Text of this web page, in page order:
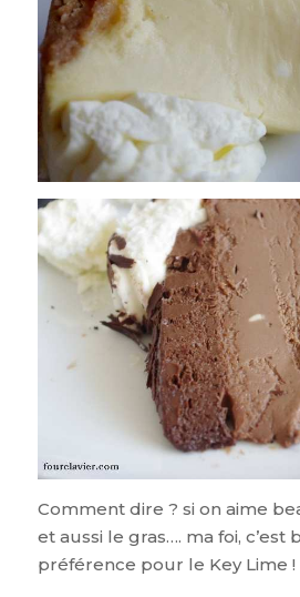
Comment dire ? si on aime
et aussi le gras…. ma foi, c’est
préférence pour le Key Lime !